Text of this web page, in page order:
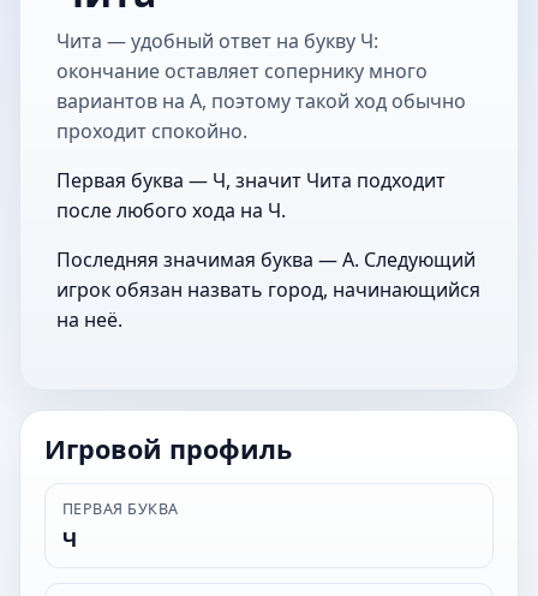
Чита — удобный ответ на букву Ч:
окончание оставляет сопернику много
вариантов на А, поэтому такой ход обычно
проходит спокойно.
Первая буква — Ч, значит Чита подходит
после любого хода на Ч.
Последняя значимая буква — А. Следующий
игрок обязан назвать город, начинающийся
на неё.
Игровой профиль
ПЕРВАЯ БУКВА
Ч